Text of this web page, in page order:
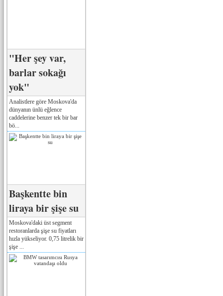
"Her şey var,
barlar sokağı
yok"
Analistlere göre Moskova'da
dünyanın ünlü eğlence
caddelerine benzer tek bir bar
bö...
Başkentte bin
liraya bir şişe su
Moskova'daki üst segment
restoranlarda şişe su fiyatları
hızla yükseliyor. 0,75 litrelik bir
şişe ...